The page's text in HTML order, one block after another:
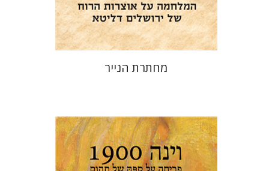
$35
$32
מחתרת הנייר
שרון גורדון רינה פלד